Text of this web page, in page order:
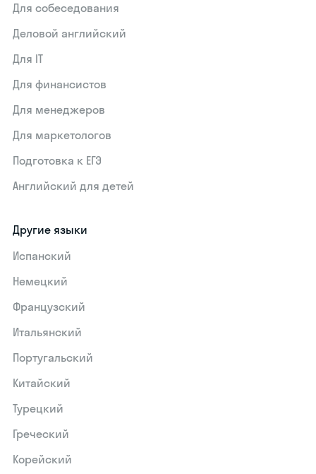
Для собеседования
Деловой английский
Для IT
Для финансистов
Для менеджеров
Для маркетологов
Подготовка к ЕГЭ
Английский для детей
Другие языки
Испанский
Немецкий
Французский
Итальянский
Португальский
Китайский
Турецкий
Греческий
Корейский